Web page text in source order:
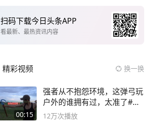
扫码下载今日头条APP
看最新、最热资讯内容
精彩视频 换一换
00:15
强者从不抱怨环境，这弹弓玩
户外的谁拥有过，太准了#弹
弓#户外
12万次播放